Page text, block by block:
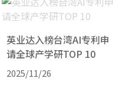
英业达入榜台湾AI专利申
请全球产学研TOP 10
2025/11/26